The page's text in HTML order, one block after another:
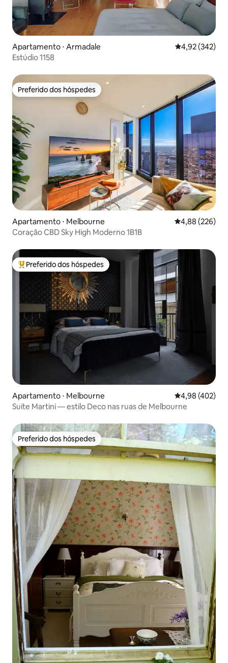
Apartamento ⋅ Armadale 4,92 de uma
4,92 (342)
Estúdio 1158
Preferido dos hóspedes
Preferido dos hóspedes
Apartamento ⋅ Melbourne 4,88 de uma
4,88 (226)
Coração CBD Sky High Moderno 1B1B
Entre os melhores preferidos dos hóspedes
Preferido dos hóspedes
Apartamento ⋅ Melbourne 4,98 de uma
4,98 (402)
Suíte Martini — estilo Deco nas ruas de Melbourne
Preferido dos hóspedes
Preferido dos hóspedes